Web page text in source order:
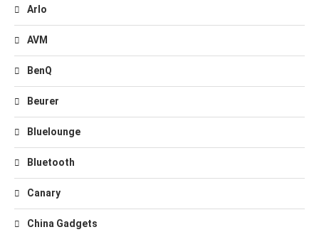
Arlo
AVM
BenQ
Beurer
Bluelounge
Bluetooth
Canary
China Gadgets